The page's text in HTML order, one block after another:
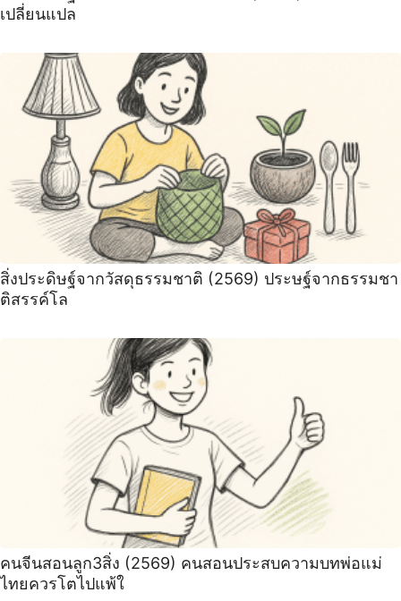
เปลี่ยนแปล
สิ่งประดิษฐ์จากวัสดุธรรมชาติ (2569) ประษฐ์จากธรรมชา
ติสรรค์โล
คนจีนสอนลูก3สิ่ง (2569) คนสอนประสบความบทพ่อแม่
ไทยควรโตไปแพ้ใ